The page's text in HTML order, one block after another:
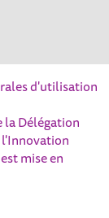
d'utilisation
la Délégation
mise en